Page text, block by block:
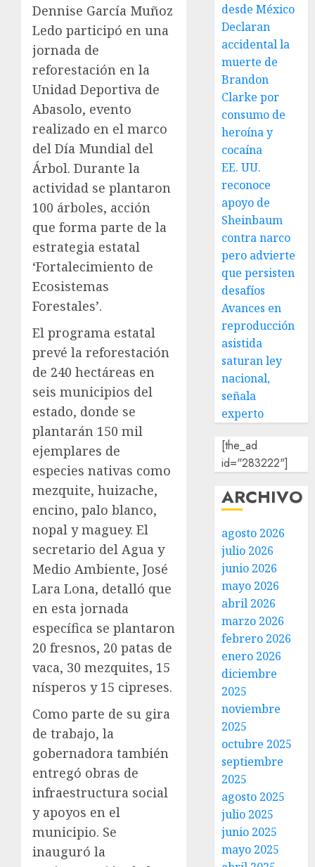
Dennise García Muñoz
Ledo participó en una
jornada de
reforestación en la
Unidad Deportiva de
Abasolo, evento
realizado en el marco
del Día Mundial del
Árbol. Durante la
actividad se plantaron
100 árboles, acción
que forma parte de la
estrategia estatal
‘Fortalecimiento de
Ecosistemas
Forestales’.
El programa estatal
prevé la reforestación
de 240 hectáreas en
seis municipios del
estado, donde se
plantarán 150 mil
ejemplares de
especies nativas como
mezquite, huizache,
encino, palo blanco,
nopal y maguey. El
secretario del Agua y
Medio Ambiente, José
Lara Lona, detalló que
en esta jornada
específica se plantaron
20 fresnos, 20 patas de
vaca, 30 mezquites, 15
nísperos y 15 cipreses.
Como parte de su gira
de trabajo, la
gobernadora también
entregó obras de
infraestructura social
y apoyos en el
municipio. Se
inauguró la
desde México
Declaran
accidental la
muerte de
Brandon
Clarke por
consumo de
heroína y
cocaína
EE. UU.
reconoce
apoyo de
Sheinbaum
contra narco
pero advierte
que persisten
desafíos
Avances en
reproducción
asistida
saturan ley
nacional,
señala
experto
[the_ad
id="283222"]
ARCHIVO
agosto 2026
julio 2026
junio 2026
mayo 2026
abril 2026
marzo 2026
febrero 2026
enero 2026
diciembre
2025
noviembre
2025
octubre 2025
septiembre
2025
agosto 2025
julio 2025
junio 2025
mayo 2025